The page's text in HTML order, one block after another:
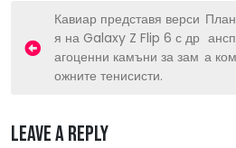
o
n
Кавиар представя верси
я на Galaxy Z Flip 6 с др
агоценни камъни за зам
ожните тенисисти.
а
Leave a Reply